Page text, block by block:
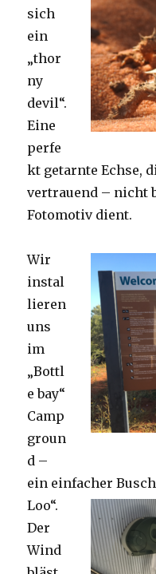
sich
ein
„thor
ny
devil“.
Eine
perfe
kt getarnte Echse,
vertrauend – nicht
Fotomotiv dient.
Wir
instal
lieren
uns
im
„Bottl
e bay“
Camp
groun
d –
ein einfacher
Loo“.
Der
Wind